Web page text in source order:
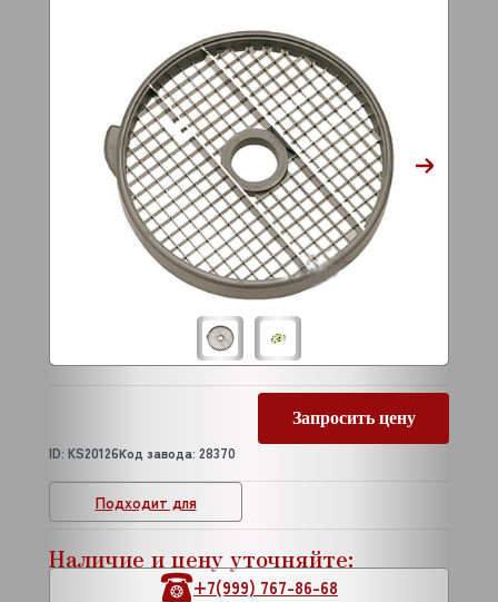
Подходит для
Запросить цену
ID: KS20126Код завода: 28370
Наличие и цену уточняйте:
+7(999) 767-86-68